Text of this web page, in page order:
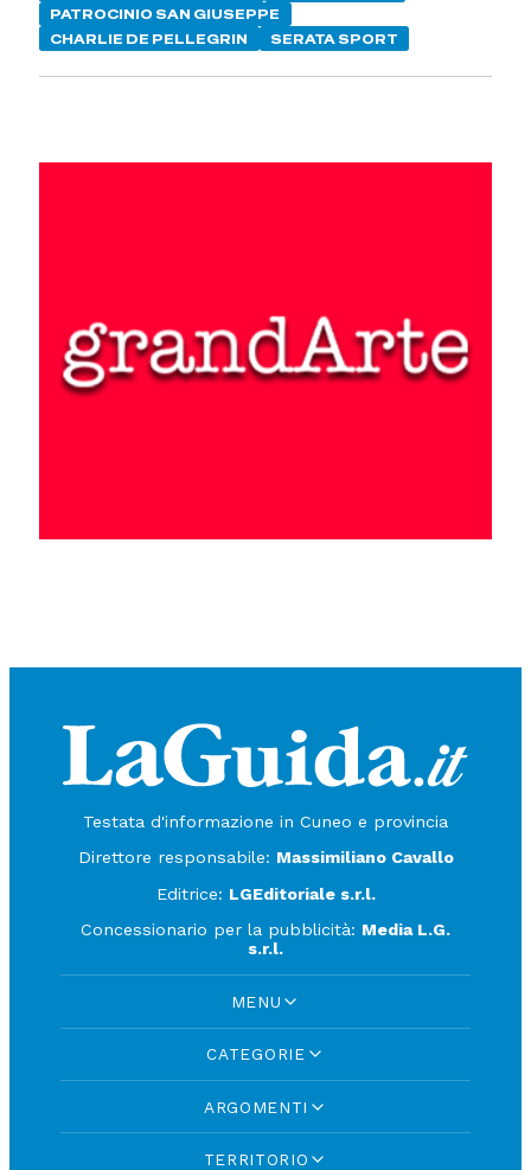
PATROCINIO SAN GIUSEPPE
CHARLIE DE PELLEGRIN
SERATA SPORT
Testata d'informazione in Cuneo e provincia
Direttore responsabile: Massimiliano Cavallo
Editrice: LGEditoriale s.r.l.
Concessionario per la pubblicità: Media L.G.
s.r.l.
MENU
CATEGORIE
ARGOMENTI
TERRITORIO